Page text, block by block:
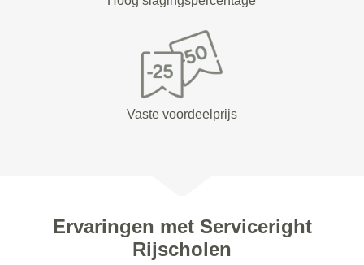
Vaste voordeelprijs
Ervaringen met Serviceright
Rijscholen